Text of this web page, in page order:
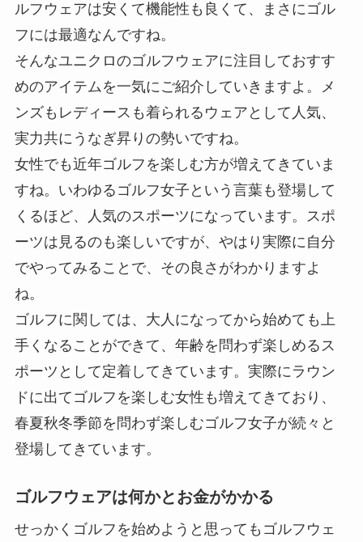
ルフウェアは安くて機能性も良くて、まさにゴル
フには最適なんですね。
そんなユニクロのゴルフウェアに注目しておすす
めのアイテムを一気にご紹介していきますよ。メ
ンズもレディースも着られるウェアとして人気、
実力共にうなぎ昇りの勢いですね。
女性でも近年ゴルフを楽しむ方が増えてきていま
すね。いわゆるゴルフ女子という言葉も登場して
くるほど、人気のスポーツになっています。スポ
ーツは見るのも楽しいですが、やはり実際に自分
でやってみることで、その良さがわかりますよ
ね。
ゴルフに関しては、大人になってから始めても上
手くなることができて、年齢を問わず楽しめるス
ポーツとして定着してきています。実際にラウン
ドに出てゴルフを楽しむ女性も増えてきており、
春夏秋冬季節を問わず楽しむゴルフ女子が続々と
登場してきています。
ゴルフウェアは何かとお金がかかる
せっかくゴルフを始めようと思ってもゴルフウェ